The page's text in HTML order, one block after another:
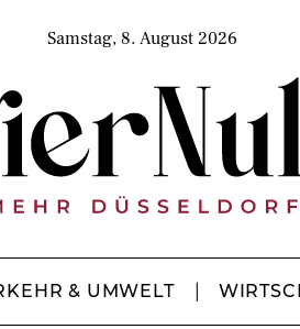
Samstag, 8. August 2026
& UMWELT